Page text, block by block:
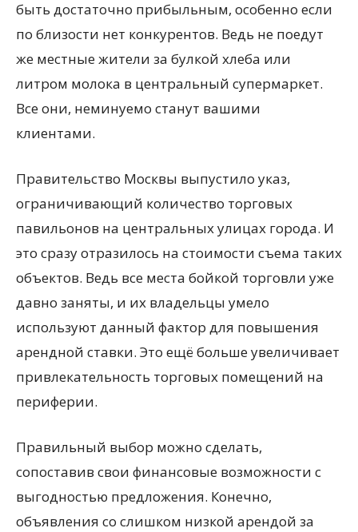
быть достаточно прибыльным, особенно если
по близости нет конкурентов. Ведь не поедут
же местные жители за булкой хлеба или
литром молока в центральный супермаркет.
Все они, неминуемо станут вашими
клиентами.
Правительство Москвы выпустило указ,
ограничивающий количество торговых
павильонов на центральных улицах города. И
это сразу отразилось на стоимости съема таких
объектов. Ведь все места бойкой торговли уже
давно заняты, и их владельцы умело
используют данный фактор для повышения
арендной ставки. Это ещё больше увеличивает
привлекательность торговых помещений на
периферии.
Правильный выбор можно сделать,
сопоставив свои финансовые возможности с
выгодностью предложения. Конечно,
объявления со слишком низкой арендой за